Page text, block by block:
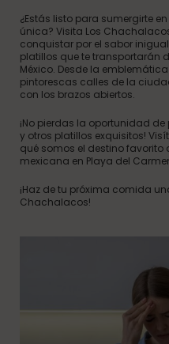
¿Estás listo para sumergirte
única? Visita Los
conquistar por el sabor
platillos que te transportarán
México. Desde la
pintorescas calles de la
con los brazos abiertos.
¡No pierdas la oportunidad
y otros platillos exquisitos!
qué somos el destino
mexicana en Playa del
¡Haz de tu próxima comida
Chachalacos!